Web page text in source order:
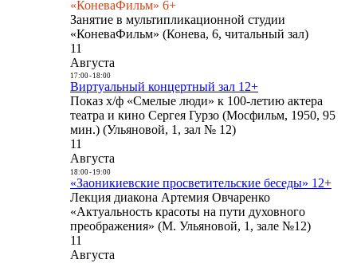
«КоневаФильм» 6+
Занятие в мультипликационной студии
«КоневаФильм» (Конева, 6, читальный зал)
11
Августа
17:00- 18:00
Виртуальный концертный зал 12+
Показ х/ф «Смелые люди» к 100-летию актера
театра и кино Сергея Гурзо (Мосфильм, 1950, 95
мин.) (Ульяновой, 1, зал № 12)
11
Августа
18:00- 19:00
«Заоникиевские просветительские беседы» 12+
Лекция диакона Артемия Овчаренко
«Актуальность красоты на пути духовного
преображения» (М. Ульяновой, 1, зале №12)
11
Августа